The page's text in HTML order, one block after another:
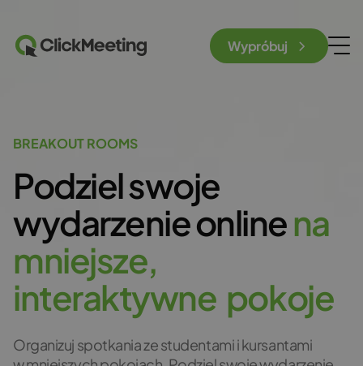
Wypróbuj
BREAKOUT ROOMS
Podziel swoje
wydarzenie onlinena
mniejsze,
interaktywne pokoje
Organizuj spotkania ze studentami i kursantami